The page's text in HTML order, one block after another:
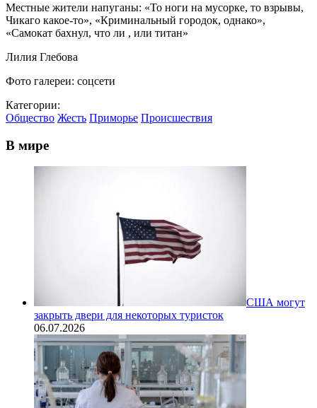
Местные жители напуганы: «То ноги на мусорке, то взрывы,
Чикаго какое-то», «Криминальный городок, однако»,
«Самокат бахнул, что ли , или титан»
Лилия Глебова
Фото галереи: соцсети
Категории:
Общество Жесть Приморье Происшествия
В мире
США могут
закрыть двери для некоторых туристок
06.07.2026